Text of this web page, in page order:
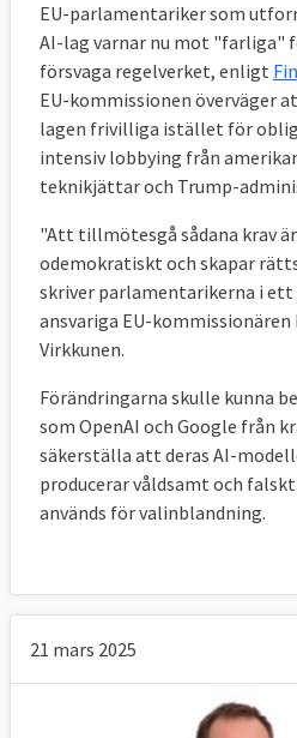
EU-parlamentariker som
AI-lag varnar nu mot "farliga"
försvaga regelverket, enligt
EU-kommissionen överväger
lagen frivilliga istället för
intensiv lobbying från
teknikjättar och Trump-
"Att tillmötesgå sådana krav
odemokratiskt och skapar
skriver parlamentarikerna i
ansvariga EU-kommissionären
Virkkunen.
Förändringarna skulle kunna
som OpenAI och Google från
säkerställa att deras AI-
producerar våldsamt och
används för valinblandning.
21 mars 2025